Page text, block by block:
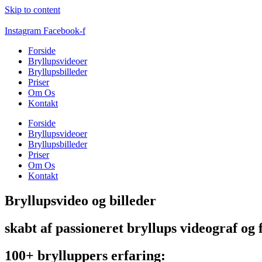
Skip to content
Instagram Facebook-f
Forside
Bryllupsvideoer
Bryllupsbilleder
Priser
Om Os
Kontakt
Forside
Bryllupsvideoer
Bryllupsbilleder
Priser
Om Os
Kontakt
Bryllupsvideo og billeder
skabt af passioneret bryllups videograf og
100+ brylluppers erfaring: